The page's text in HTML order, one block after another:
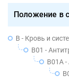
Положение в
B - Кровь и
B01 -
B01A